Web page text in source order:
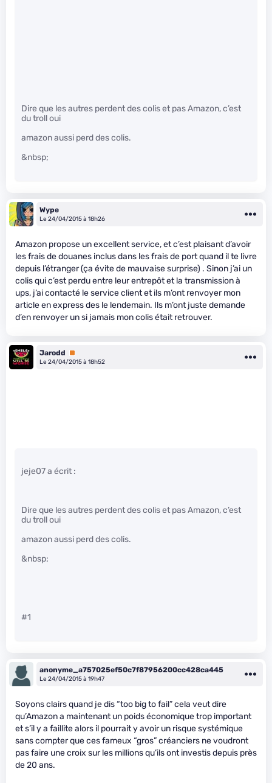
Dire que les autres perdent des colis et pas Amazon, c’est
du troll oui
amazon aussi perd des colis.
&nbsp;
Wype
Le 24/04/2015 à 18h26
Amazon propose un excellent service, et c’est plaisant d’avoir
les frais de douanes inclus dans les frais de port quand il te livre
depuis l’étranger (ça évite de mauvaise surprise) . Sinon j’ai un
colis qui c’est perdu entre leur entrepôt et la transmission à
ups, j’ai contacté le service client et ils m’ont renvoyer mon
article en express des le lendemain. Ils m’ont juste demande
d’en renvoyer un si jamais mon colis était retrouver.
Jarodd
Premium
Le 24/04/2015 à 18h52
jeje07 a écrit :
Dire que les autres perdent des colis et pas Amazon, c’est
du troll oui
amazon aussi perd des colis.
&nbsp;
#1
anonyme_a757025ef50c7f87956200cc428ca445
Le 24/04/2015 à 19h47
Soyons clairs quand je dis “too big to fail” cela veut dire
qu’Amazon a maintenant un poids économique trop important
et s’il y a faillite alors il pourrait y avoir un risque systémique
sans compter que ces fameux “gros” créanciers ne voudront
pas faire une croix sur les millions qu’ils ont investis depuis près
de 20 ans.